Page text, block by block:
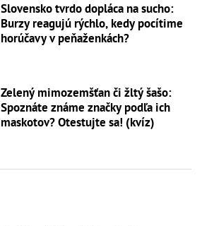
Slovensko tvrdo dopláca na sucho:
Burzy reagujú rýchlo, kedy pocítime
horúčavy v peňaženkách?
Zelený mimozemšťan či žltý šašo:
Spoznáte známe značky podľa ich
maskotov? Otestujte sa! (kvíz)